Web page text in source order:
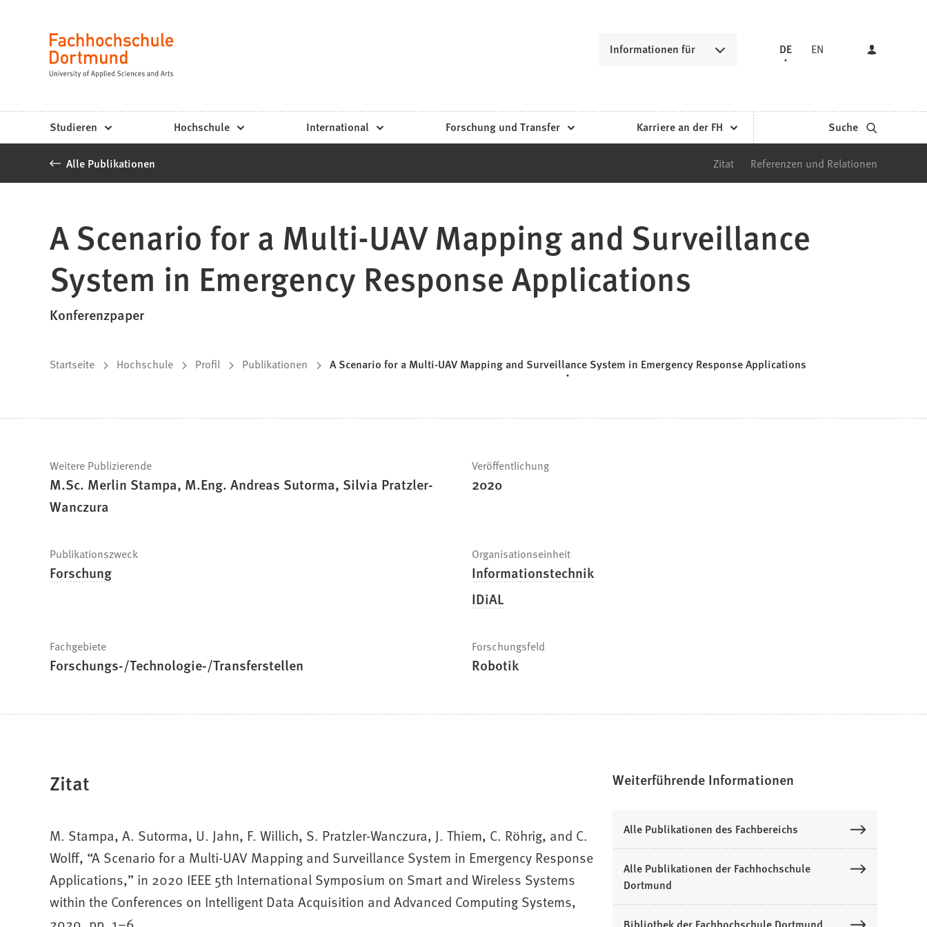
Dortmund
-
Studiengänge,
Bewerbung
Informationen für
Sprache DE EN
Studieren Hochschule International Forschung und Transfer Karriere an der FH Suche
Alle Publikationen Zitat Referenzen und Relationen
A Scenario for a Multi-UAV Mapping and Surveillance
System in Emergency Response Applications
Konferenzpaper
Sie
sich
Startseite Hochschule Profil Publikationen A Scenario for a Multi-UAV Mapping and Surveillance System in Emergency Response Applications
Schnelle
Fakten
Weitere Publizierende
M.Sc. Merlin Stampa, M.Eng. Andreas Sutorma, Silvia Pratzler-
Wanczura
Veröffentlichung
2020
Publikationszweck
Forschung
Organisationseinheit
Informationstechnik
IDiAL
Fachgebiete
Forschungs-/Technologie-/Transferstellen
Forschungsfeld
Robotik
Zitat
M. Stampa, A. Sutorma, U. Jahn, F. Willich, S. Pratzler-Wanczura, J. Thiem, C. Röhrig, and C.
Wolff, “A Scenario for a Multi-UAV Mapping and Surveillance System in Emergency Response
Applications,” in 2020 IEEE 5th International Symposium on Smart and Wireless Systems
within the Conferences on Intelligent Data Acquisition and Advanced Computing Systems,
Weiterführende Informationen
Alle Publikationen des Fachbereichs
Alle Publikationen der Fachhochschule
Dortmund
Bibliothek der Fachhochschule Dortmund